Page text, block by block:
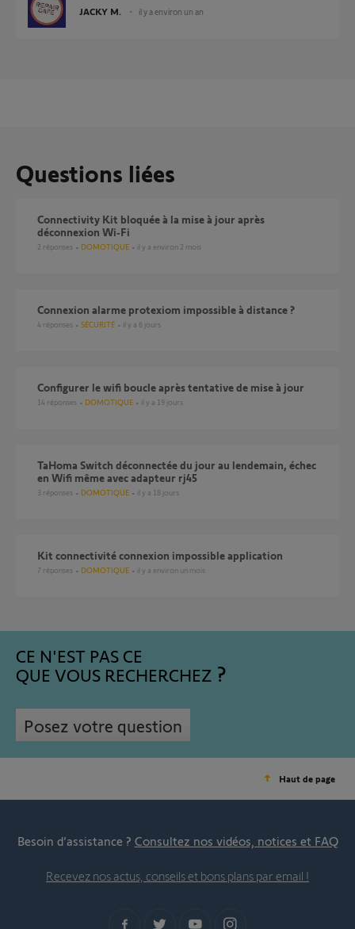
JACKY M. il y a environ un an
Questions liées
Connectivity Kit bloquée à la mise à jour après
déconnexion Wi‑Fi
2 réponses DOMOTIQUE il y a environ 2 mois
Connexion alarme protexiom impossible à distance ?
4 réponses SÉCURITÉ il y a 6 jours
Configurer le wifi boucle après tentative de mise à jour
14 réponses DOMOTIQUE il y a 19 jours
TaHoma Switch déconnectée du jour au lendemain, échec
en Wifi même avec adapteur rj45
3 réponses DOMOTIQUE il y a 18 jours
Kit connectivité connexion impossible application
7 réponses DOMOTIQUE il y a environ un mois
CE N'EST PAS CE
QUE VOUS RECHERCHEZ
Posez votre question
Haut de page
Besoin d’assistance ? Consultez nos vidéos, notices et FAQ
Recevez nos actus, conseils et bons plans par email !